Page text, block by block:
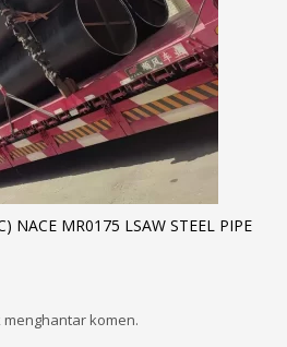
NACE MR0175 LSAW STEEL PIPE
komen.